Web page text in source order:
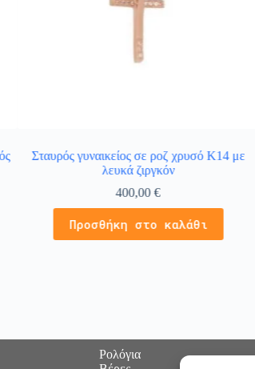
Σταυρός γυναικείος σε ροζ χρυσό Κ14 με
λευκά ζιργκόν
400,00€
Προσθήκη στο καλάθι
Ρολόγια